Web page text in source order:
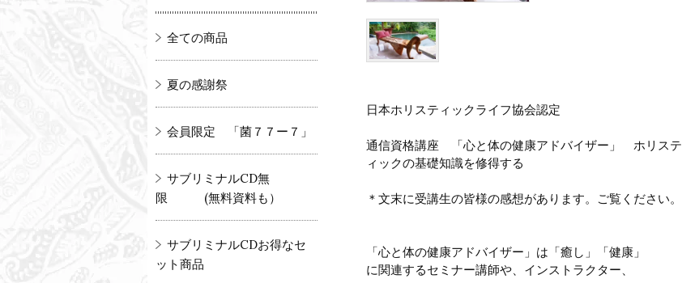
日本ホリスティックライフ協会認定
通信資格講座 「心と体の健康アドバイザー」 ホリステ
ィックの基礎知識を修得する
＊文末に受講生の皆様の感想があります。ご覧ください。
「心と体の健康アドバイザー」は「癒し」「健康」
に関連するセミナー講師や、インストラクター、
全ての商品
夏の感謝祭
会員限定 「菌７７ー７」
サブリミナルCD無
限 (無料資料も）
サブリミナルCDお得なセ
ット商品